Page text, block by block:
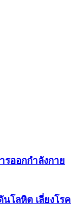
รออกกำลังกาย
โลหิต เลี่ยงโรค